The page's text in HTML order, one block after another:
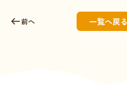
前へ 一覧へ戻る